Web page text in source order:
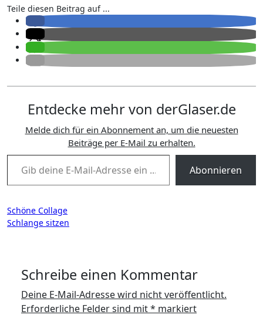
Teile diesen Beitrag auf ...
Entdecke mehr von derGlaser.de
Melde dich für ein Abonnement an, um die neuesten
Beiträge per E-Mail zu erhalten.
Gib deine E-Mail-Adresse ein ...
Abonnieren
Beitragsnavigation
Schöne Collage
Schlange sitzen
Schreibe einen Kommentar
Deine E-Mail-Adresse wird nicht veröffentlicht.
Erforderliche Felder sind mit* markiert